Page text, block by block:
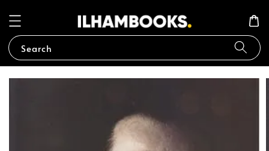
Search